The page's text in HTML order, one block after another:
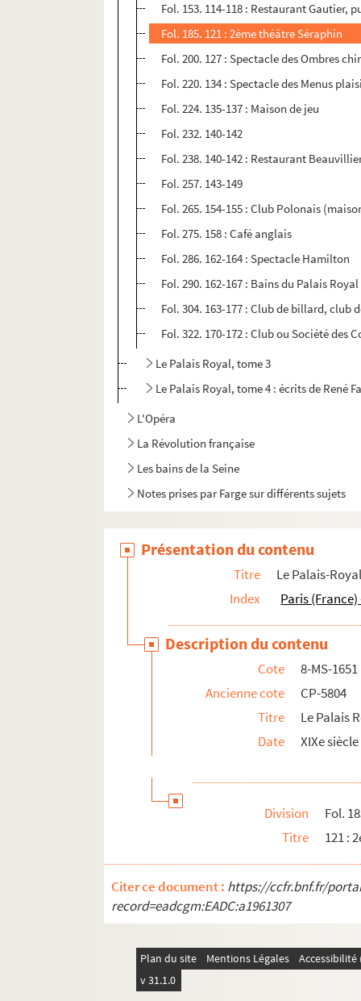
Fol. 153. 114-118 : Restaurant Gautier,
Fol. 185. 121 : 2ème théâtre Séraphin
Fol. 200. 127 : Spectacle des Ombres
Fol. 220. 134 : Spectacle des Menus
Fol. 224. 135-137 : Maison de jeu
Fol. 232. 140-142
Fol. 238. 140-142 : Restaurant
Fol. 257. 143-149
Fol. 265. 154-155 : Club Polonais
Fol. 275. 158 : Café anglais
Fol. 286. 162-164 : Spectacle Hamilton
Fol. 290. 162-167 : Bains du Palais Royal
Fol. 304. 163-177 : Club de billard, club
Fol. 322. 170-172 : Club ou Société des
Le Palais Royal, tome 3
Le Palais Royal, tome 4 : écrits de René
L'Opéra
La Révolution française
Les bains de la Seine
Notes prises par Farge sur différents sujets
Présentation du contenu
Titre
Le Palais-
Index
Paris
Description du contenu
Cote
8-MS-1651
Ancienne cote
CP-5804
Titre
Le Palais
Date
XIXe siècle
Division
Fol.
Titre
121 :
Citer ce document : https://ccfr.bnf.fr/
record=eadcgm:EADC:a1961307
Plan du site Mentions Légales
v 31.1.0